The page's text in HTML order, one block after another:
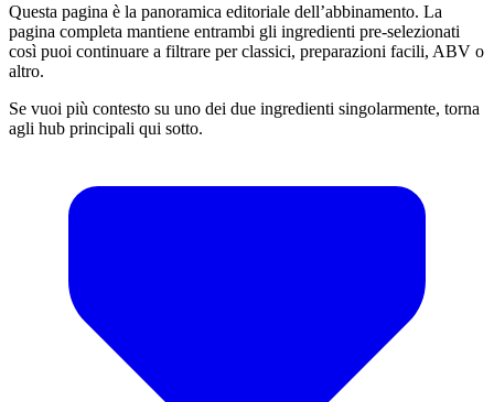
Questa pagina è la panoramica editoriale dell’abbinamento. La
pagina completa mantiene entrambi gli ingredienti pre-selezionati
così puoi continuare a filtrare per classici, preparazioni facili, ABV o
altro.
Se vuoi più contesto su uno dei due ingredienti singolarmente, torna
agli hub principali qui sotto.